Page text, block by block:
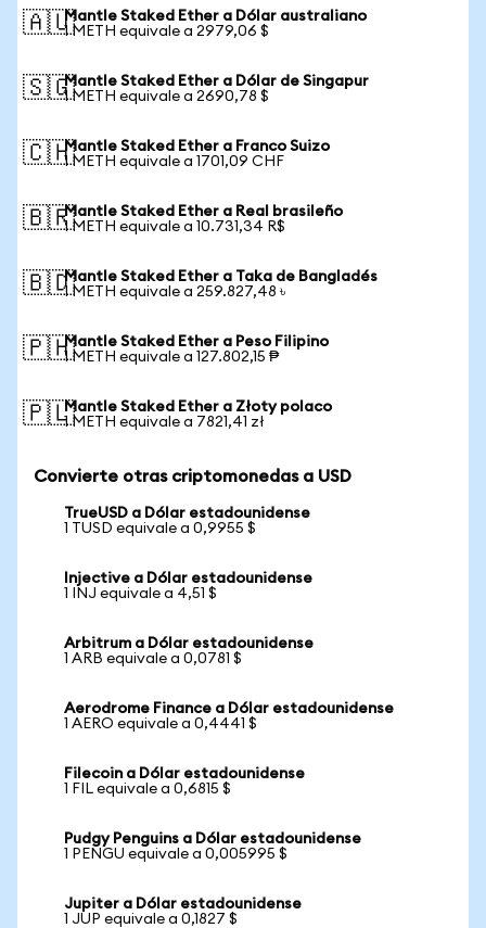
🇦🇺Mantle Staked Ether a Dólar australiano
1 METH equivale a 2979,06 $
🇸🇬Mantle Staked Ether a Dólar de Singapur
1 METH equivale a 2690,78 $
🇨🇭Mantle Staked Ether a Franco Suizo
1 METH equivale a 1701,09 CHF
🇧🇷Mantle Staked Ether a Real brasileño
1 METH equivale a 10.731,34 R$
🇧🇩Mantle Staked Ether a Taka de Bangladés
1 METH equivale a 259.827,48 ৳
🇵🇭Mantle Staked Ether a Peso Filipino
1 METH equivale a 127.802,15 ₱
🇵🇱Mantle Staked Ether a Złoty polaco
1 METH equivale a 7821,41 zł
Convierte otras criptomonedas a USD
TrueUSD a Dólar estadounidense
1 TUSD equivale a 0,9955 $
Injective a Dólar estadounidense
1 INJ equivale a 4,51 $
Arbitrum a Dólar estadounidense
1 ARB equivale a 0,0781 $
Aerodrome Finance a Dólar estadounidense
1 AERO equivale a 0,4441 $
Filecoin a Dólar estadounidense
1 FIL equivale a 0,6815 $
Pudgy Penguins a Dólar estadounidense
1 PENGU equivale a 0,005995 $
Jupiter a Dólar estadounidense
1 JUP equivale a 0,1827 $